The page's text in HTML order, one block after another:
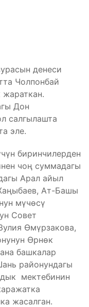
денеси
Чолпонбай
жараткан.
Дон
салгылашта
эле.
биринчилерден
чоң суммадагы
Арал айыл
Ат-Башы
мүчөсү
Совет
Өмүрзакова,
Өрнөк
башкалар
районундагы
мектебинин
жасалган.